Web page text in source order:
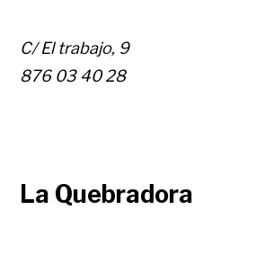
C/ El trabajo, 9
876 03 40 28
La Quebradora